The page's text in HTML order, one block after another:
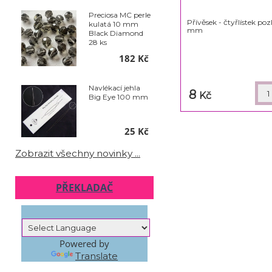
Přívěsek - čtyřlístek
mm
8 Kč
Preciosa MC perle
kulatá 10 mm
Black Diamond
28 ks
182 Kč
Navlékací jehla
Big Eye 100 mm
25 Kč
Zobrazit všechny novinky ...
PŘEKLADAČ
Powered by
Translate